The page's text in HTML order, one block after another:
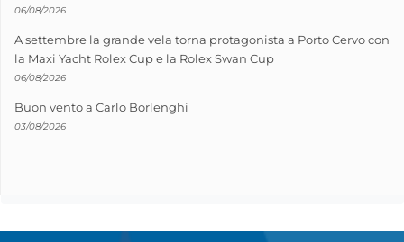
06/08/2026
A settembre la grande vela torna protagonista a Porto Cervo con
la Maxi Yacht Rolex Cup e la Rolex Swan Cup
06/08/2026
Buon vento a Carlo Borlenghi
03/08/2026